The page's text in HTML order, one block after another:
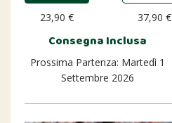
23,90 € 37,90 €
Consegna Inclusa
Prossima Partenza: Martedì 1
Settembre 2026